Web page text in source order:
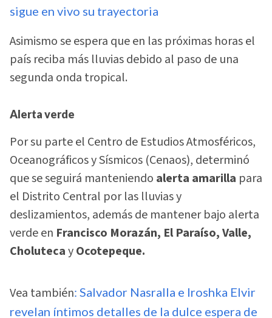
sigue en vivo su trayectoria
Asimismo se espera que en las próximas horas el
país reciba más lluvias debido al paso de una
segunda onda tropical.
Alerta verde
Por su parte el Centro de Estudios Atmosféricos,
Oceanográficos y Sísmicos (Cenaos), determinó
que se seguirá manteniendo alerta amarilla para
el Distrito Central por las lluvias y
deslizamientos, además de mantener bajo alerta
verde en Francisco Morazán, El Paraíso, Valle,
CholutecayOcotepeque.
Vea también: Salvador Nasralla e Iroshka Elvir
revelan íntimos detalles de la dulce espera de